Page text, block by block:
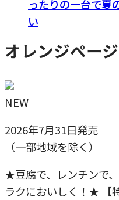
ったりの一台で夏
い
オレンジペー
NEW
2026年7月31日発売
（一部地域を除く）
★豆腐で、レンチンで
ラクにおいしく！★ 【